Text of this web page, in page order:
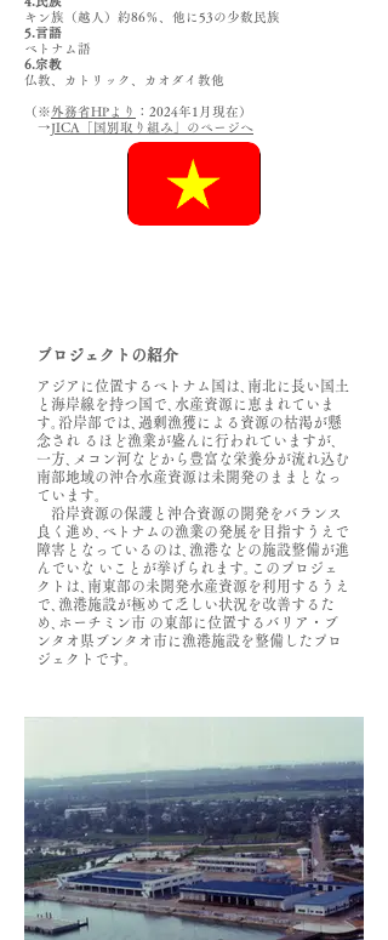
キン族（越人）約86％、他に53の少数民族
5.言語
ベトナム語
6.宗教
仏教、カトリック、カオダイ教他
（※ 外務省HPより
：2024年1月現在）
→ JICA「国別取り組み」のページへ
プロジェクトの紹介
アジアに位置するベトナム国は､南北に長い国土
と海岸線を持つ国で､水産資源に恵まれていま
す｡沿岸部では､過剰漁獲による資源の枯渇が懸
念され るほど漁業が盛んに行われていますが､
一方､メコン河などから豊富な栄養分が流れ込む
南部地域の沖合水産資源は未開発のままとなっ
ています｡
沿岸資源の保護と沖合資源の開発をバランス
良く進め､ベトナムの漁業の発展を目指すうえで
障害となっているのは､漁港などの施設整備が進
んでいな いことが挙げられます｡このプロジェ
クトは､南東部の未開発水産資源を利用するうえ
で､漁港施設が極めて乏しい状況を改善するた
め､ホーチミン市 の東部に位置するバリア・ブ
ンタオ県ブンタオ市に漁港施設を整備したプロ
ジェクトです｡